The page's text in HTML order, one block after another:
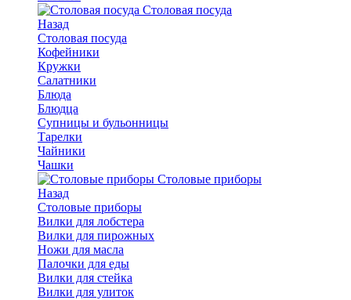
Столовая посуда
Назад
Столовая посуда
Кофейники
Кружки
Салатники
Блюда
Блюдца
Супницы и бульонницы
Тарелки
Чайники
Чашки
Cтоловые приборы
Назад
Cтоловые приборы
Вилки для лобстера
Вилки для пирожных
Ножи для масла
Палочки для еды
Вилки для стейка
Вилки для улиток